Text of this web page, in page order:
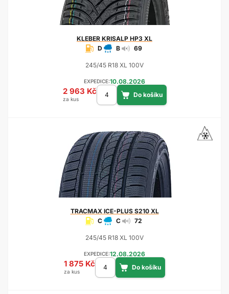
KLEBER KRISALP HP3 XL
D
B 69
245/45 R18 XL 100V
EXPEDICE:10.08.2026
2 963 Kč
za kus
TRACMAX ICE-PLUS S210 XL
C
C 72
245/45 R18 XL 100V
EXPEDICE:12.08.2026
1 875 Kč
za kus